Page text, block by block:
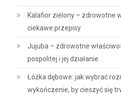
Kalafior zielony – zdrowotne
ciekawe przepisy
Jujuba – zdrowotne
pospolitej i jej działanie
Łóżka dębowe: jak wybrać
wykończenie, by cieszyć się